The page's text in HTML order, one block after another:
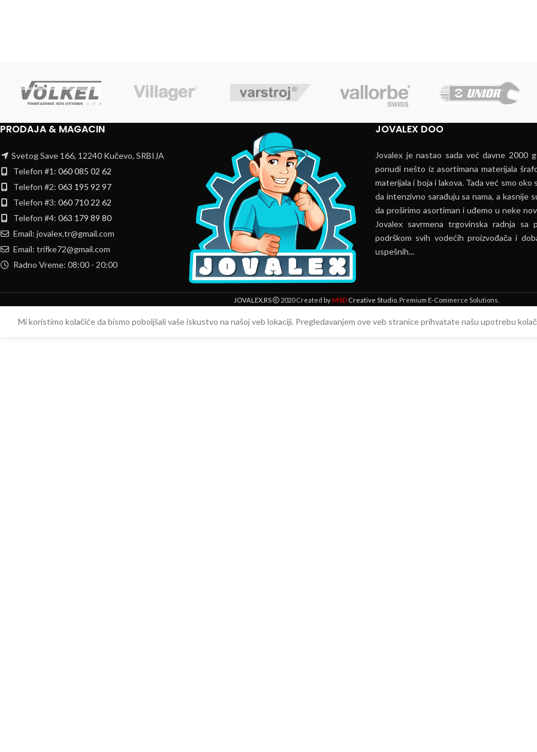
PRODAJA & MAGACIN
Svetog Save 166, 12240 Kučevo, SRBIJA
Telefon #1: 060 085 02 62
Telefon #2: 063 195 92 97
Telefon #3: 060 710 22 62
Telefon #4: 063 179 89 80
Email: jovalex.tr@gmail.com
Email: trifke72@gmail.com
Radno Vreme: 08:00 - 20:00
JOVALEX DOO
Jovalex je nastao sada već davne 2000
ponudi nešto iz asortimana materijala
materijala i boja i lakova. Tada već smo
da intenzivno sarađuju sa nama, a kasnije
da proširimo asortiman i uđemo u neke
Jovalex savrmena trgovinska radnja
podrškom svih vodećih proizvođača i
uspešnih...
JOVALEX.RS 2020 Created byMSDCreative Studio. Premium E-Commerce Solutions.
Mi koristimo kolačiće da bismo poboljšali vaše iskustvo na našoj veb lokaciji. Pregledavanjem ove veb stranice prihvatate našu upotrebu